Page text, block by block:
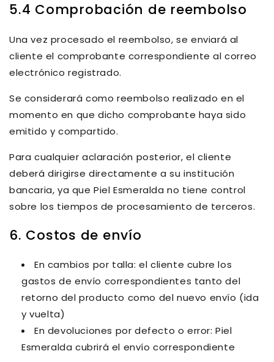
5.4 Comprobación de reembolso
Una vez procesado el reembolso, se enviará al
cliente el comprobante correspondiente al correo
electrónico registrado.
Se considerará como reembolso realizado en el
momento en que dicho comprobante haya sido
emitido y compartido.
Para cualquier aclaración posterior, el cliente
deberá dirigirse directamente a su institución
bancaria, ya que Piel Esmeralda no tiene control
sobre los tiempos de procesamiento de terceros.
6. Costos de envío
En cambios por talla: el cliente cubre los
gastos de envío correspondientes tanto del
retorno del producto como del nuevo envío (ida
y vuelta)
En devoluciones por defecto o error: Piel
Esmeralda cubrirá el envío correspondiente